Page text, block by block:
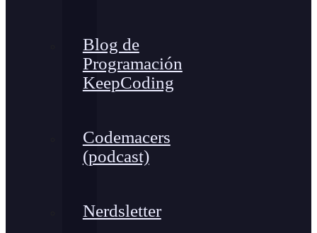
Blog de
Programación
KeepCoding
Codemacers
(podcast)
Nerdsletter